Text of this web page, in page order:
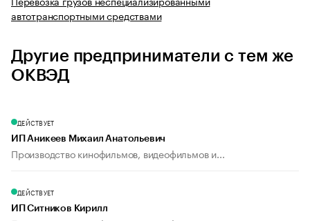
автотранспортными средствами
Другие предприниматели с тем же
ОКВЭД
ДЕЙСТВУЕТ
ИП Аникеев Михаил Анатольевич
Производство кинофильмов, видеофильмов и...
ДЕЙСТВУЕТ
ИП Ситников Кирилл